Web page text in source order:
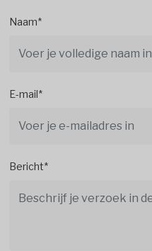
Naam*
E-mail*
Bericht*